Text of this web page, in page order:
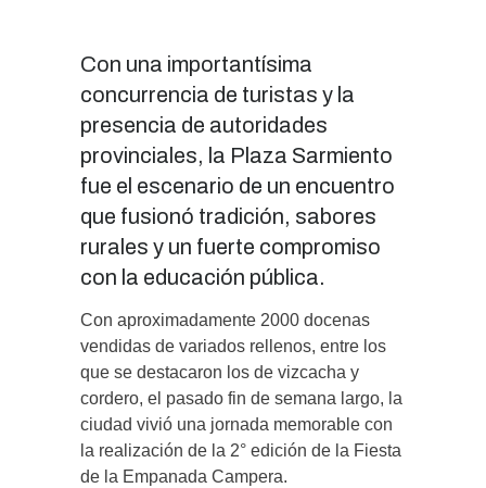
Con una importantísima
concurrencia de turistas y la
presencia de autoridades
provinciales, la Plaza Sarmiento
fue el escenario de un encuentro
que fusionó tradición, sabores
rurales y un fuerte compromiso
con la educación pública.
Con aproximadamente 2000 docenas
vendidas de variados rellenos, entre los
que se destacaron los de vizcacha y
cordero, el pasado fin de semana largo, la
ciudad vivió una jornada memorable con
la realización de la 2° edición de la Fiesta
de la Empanada Campera.